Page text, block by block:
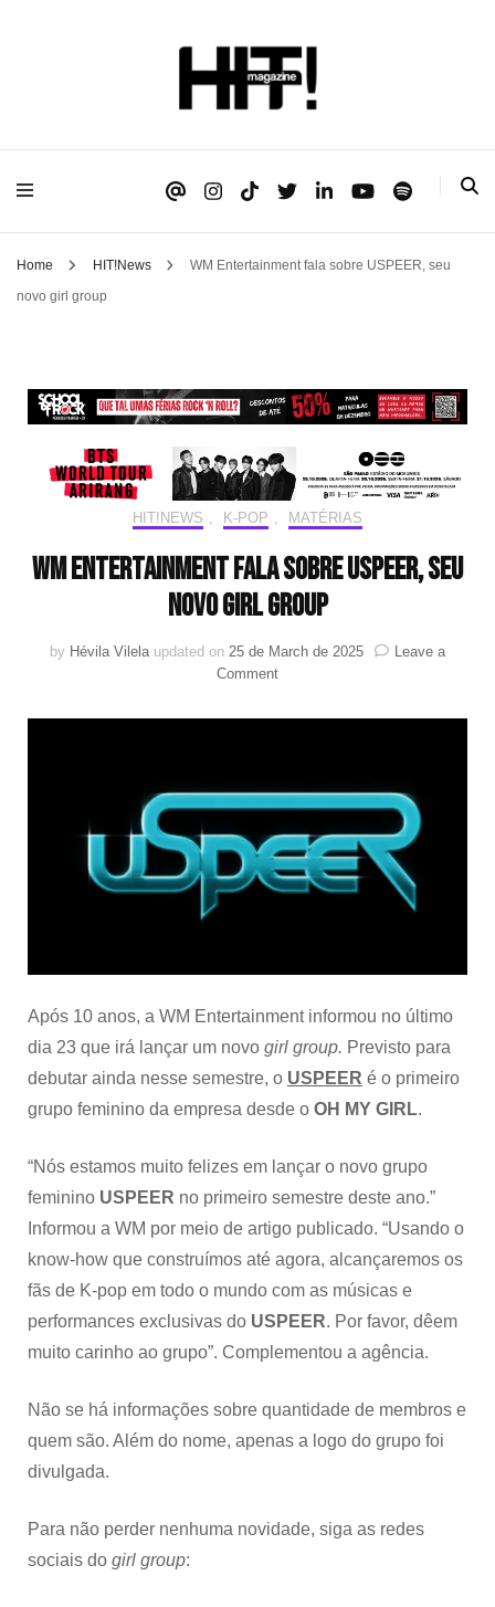
HIT!Magazine
Home HIT!News
WM Entertainment fala sobre USPEER, seu
novo girl group
HIT!NEWS K-POP MATÉRIAS
WM Entertainment fala sobre USPEER, seu
novo girl group
by Hévila Vilela updated on 25 de March de 2025
Leave a
Commenton
Entertainment
seu
girl
group
Após 10 anos, a WM Entertainment informou no último
dia 23 que irá lançar um novo girl group. Previsto para
debutar ainda nesse semestre, o USPEER é o primeiro
grupo feminino da empresa desde o OH MY GIRL.
“Nós estamos muito felizes em lançar o novo grupo
feminino USPEER no primeiro semestre deste ano.”
Informou a WM por meio de artigo publicado. “Usando o
know-how que construímos até agora, alcançaremos os
fãs de K-pop em todo o mundo com as músicas e
performances exclusivas do USPEER. Por favor, dêem
muito carinho ao grupo”. Complementou a agência.
Não se há informações sobre quantidade de membros e
quem são. Além do nome, apenas a logo do grupo foi
divulgada.
Para não perder nenhuma novidade, siga as redes
sociais do girl group: